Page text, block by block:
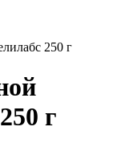
250 г
г